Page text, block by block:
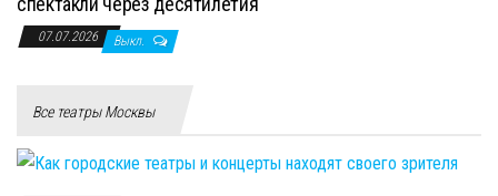
07.07.2026 Выкл.
Все театры Москвы